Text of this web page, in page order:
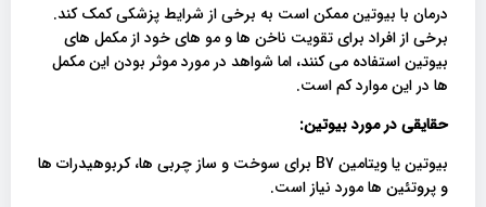
درمان با بیوتین ممکن است به برخی از شرایط پزشکی کمک کند.
برخی از افراد برای تقویت ناخن ها و مو های خود از مکمل های
بیوتین استفاده می کنند، اما شواهد در مورد موثر بودن این مکمل
ها در این موارد کم است.
حقایقی در مورد بیوتین:
بیوتین یا ویتامین B7 برای سوخت و ساز چربی ها، کربوهیدرات ها
و پروتئین ها مورد نیاز است.